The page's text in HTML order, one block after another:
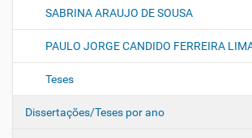
SABRINA ARAUJO DE SOUSA
PAULO JORGE CANDIDO FERREIRA
Teses
Dissertações/Teses por ano